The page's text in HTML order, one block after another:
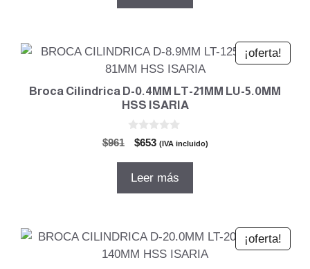
¡oferta!
Broca Cilindrica D-0.4MM LT-21MM LU-5.0MM
HSS ISARIA
$961
El
original
$653El
actual
(IVA incluido)
Leer más
¡oferta!